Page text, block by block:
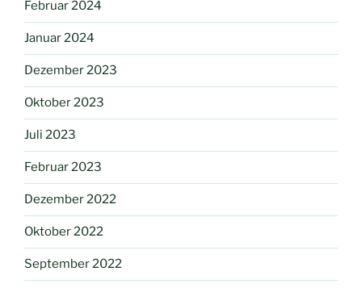
Februar 2024
Januar 2024
Dezember 2023
Oktober 2023
Juli 2023
Februar 2023
Dezember 2022
Oktober 2022
September 2022